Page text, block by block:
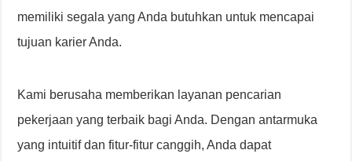
memiliki segala yang Anda butuhkan untuk mencapai
tujuan karier Anda.
Kami berusaha memberikan layanan pencarian
pekerjaan yang terbaik bagi Anda. Dengan antarmuka
yang intuitif dan fitur-fitur canggih, Anda dapat